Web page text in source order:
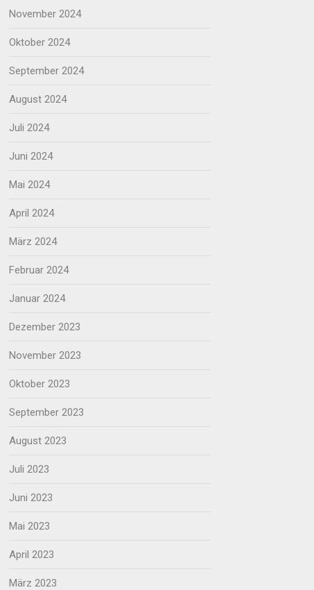
November 2024
Oktober 2024
September 2024
August 2024
Juli 2024
Juni 2024
Mai 2024
April 2024
März 2024
Februar 2024
Januar 2024
Dezember 2023
November 2023
Oktober 2023
September 2023
August 2023
Juli 2023
Juni 2023
Mai 2023
April 2023
März 2023